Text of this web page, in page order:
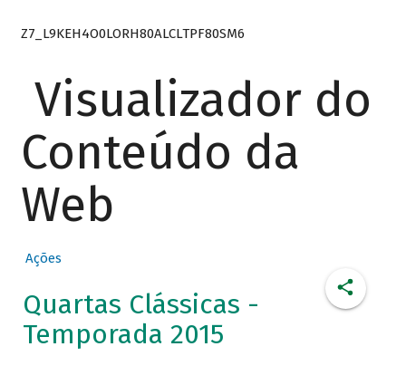
Z7_L9KEH4O0LORH80ALCLTPF80SM6
Visualizador do
Conteúdo da
Web
Ações
Quartas Clássicas -
Temporada 2015